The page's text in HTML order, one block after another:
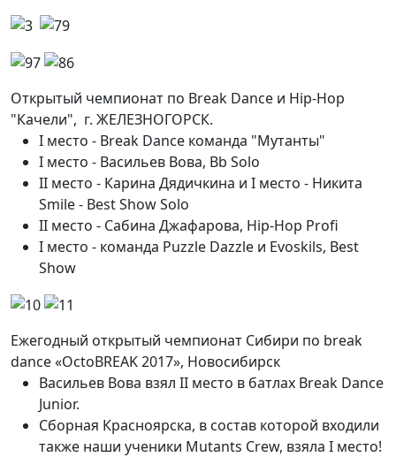
Открытый чемпионат по Break Dance и Hip-Hop
"Качели", г. ЖЕЛЕЗНОГОРСК.
I место - Break Dance команда "Мутанты"
I место - Васильев Вова, Bb Solo
II место - Карина Дядичкина и I место - Никита
Smile - Best Show Solo
II место - Сабина Джафарова, Hip-Hop Profi
I место - команда Puzzle Dazzle и Evoskils, Best
Show
Ежегодный открытый чемпионат Сибири по break
dance «OctoBREAK 2017», Новосибирск
Васильев Вова взял II место в батлах Break Dance
Junior.
Сборная Красноярска, в состав которой входили
также наши ученики Mutants Crew, взяла I место!